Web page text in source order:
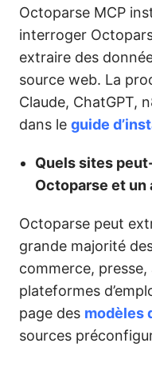
Octoparse MCP
interroger
extraire des
source web. La
Claude, ChatGPT,
dans le guide
Quels sites
Octoparse et un
Octoparse peut
grande majorité
commerce, presse,
plateformes
page des modèles
sources